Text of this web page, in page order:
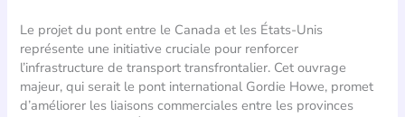
Le projet du pont entre le Canada et les États-Unis
représente une initiative cruciale pour renforcer
l’infrastructure de transport transfrontalier. Cet ouvrage
majeur, qui serait le pont international Gordie Howe, promet
d’améliorer les liaisons commerciales entre les provinces